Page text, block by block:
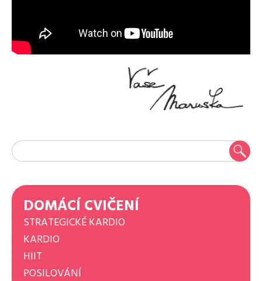
DOMÁCÍ CVIČENÍ
STRATEGICKÉ KARDIO
KARDIO
HIIT
POSILOVÁNÍ